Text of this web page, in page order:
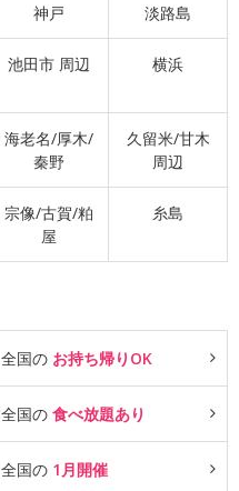
神戸 淡路島
池田市 周辺 横浜
海老名/厚木/
秦野
久留米/甘木
周辺
宗像/古賀/粕
屋
糸島
全国の お持ち帰りOK
全国の 食べ放題あり
全国の 1月開催